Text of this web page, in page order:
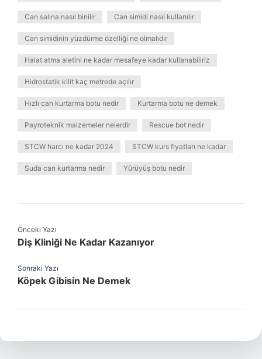
Can salına nasıl binilir Can simidi nasıl kullanılır
Can simidinin yüzdürme özelliği ne olmalıdır
Halat atma aletini ne kadar mesafeye kadar kullanabiliriz
Hidrostatik kilit kaç metrede açılır
Hızlı can kurtarma botu nedir Kurtarma botu ne demek
Payroteknik malzemeler nelerdir Rescue bot nedir
STCW harcı ne kadar 2024 STCW kurs fiyatları ne kadar
Suda can kurtarma nedir Yürüyüş botu nedir
Önceki Yazı
Diş Kliniği Ne Kadar Kazanıyor
Sonraki Yazı
Köpek Gibisin Ne Demek